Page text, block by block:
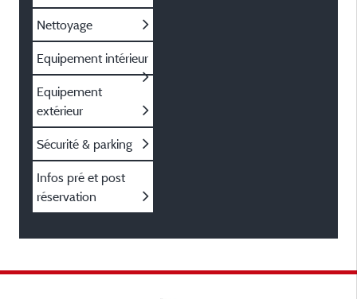
Nettoyage
Equipement intérieur
Equipement
extérieur
Sécurité & parking
Infos pré et post
réservation